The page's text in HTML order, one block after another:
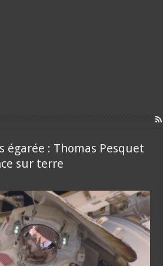
égarée : Thomas Pesquet
sur terre